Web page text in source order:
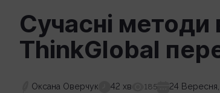
Сучасні методи
ThinkGlobal
Оксана Оверчук 42 хв 185 24